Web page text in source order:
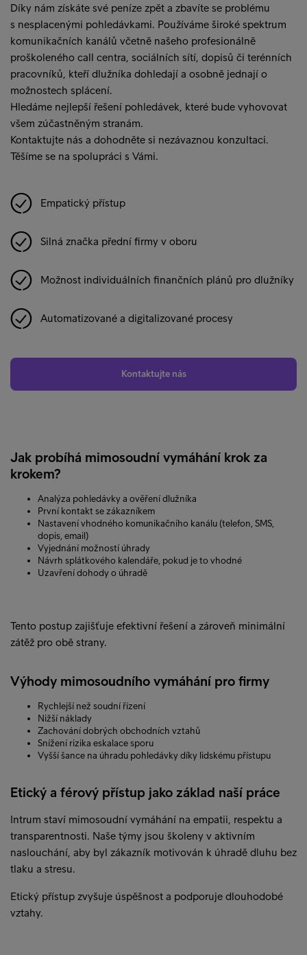
Díky nám získáte své peníze zpět a zbavíte se problému
s nesplacenými pohledávkami. Používáme široké spektrum
komunikačních kanálů včetně našeho profesionálně
proškoleného call centra, sociálních sítí, dopisů či terénních
pracovníků, kteří dlužníka dohledají a osobně jednají o
možnostech splácení.
Hledáme nejlepší řešení pohledávek, které bude vyhovovat
všem zúčastněným stranám.
Kontaktujte nás a dohodněte si nezávaznou konzultaci.
Těšíme se na spolupráci s Vámi.
Empatický přístup
Silná značka přední firmy v oboru
Možnost individuálních finančních plánů pro dlužníky
Automatizované a digitalizované procesy
Kontaktujte nás
Jak probíhá mimosoudní vymáhání krok za
krokem?
Analýza pohledávky a ověření dlužníka
První kontakt se zákazníkem
Nastavení vhodného komunikačního kanálu (telefon, SMS,
dopis, email)
Vyjednání možností úhrady
Návrh splátkového kalendáře, pokud je to vhodné
Uzavření dohody o úhradě
Tento postup zajišťuje efektivní řešení a zároveň minimální
zátěž pro obě strany.
Výhody mimosoudního vymáhání pro firmy
Rychlejší než soudní řízení
Nižší náklady
Zachování dobrých obchodních vztahů
Snížení rizika eskalace sporu
Vyšší šance na úhradu pohledávky díky lidskému přístupu
Etický a férový přístup jako základ naší práce
Intrum staví mimosoudní vymáhání na empatii, respektu a
transparentnosti. Naše týmy jsou školeny v aktivním
naslouchání, aby byl zákazník motivován k úhradě dluhu bez
tlaku a stresu.
Etický přístup zvyšuje úspěšnost a podporuje dlouhodobé
vztahy.